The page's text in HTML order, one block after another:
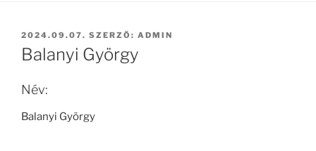
BEKÜLDVE:
2024.09.07. SZERZŐ: ADMIN
Balanyi György
Név:
Balanyi György